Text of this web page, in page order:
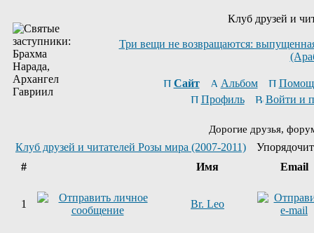
Клуб друзей и
Три вещи не возвращаются:
Сайт Альбом
Профиль
Войти и
Дорогие друзья,
Клуб друзей и читателей Розы мира (2007-2011)
#
Имя Email
1 Br. Leo